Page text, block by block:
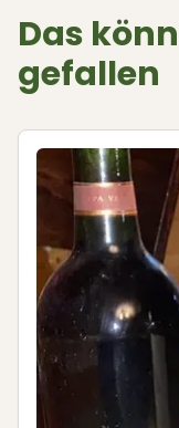
Das
gefallen